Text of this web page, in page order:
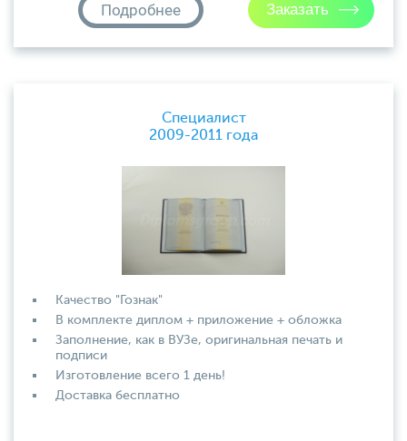
Подробнее
Специалист
2009-2011 года
Качество "Гознак"
В комплекте диплом + приложение + обложка
Заполнение, как в ВУЗе, оригинальная печать и
подписи
Изготовление всего 1 день!
Доставка бесплатно